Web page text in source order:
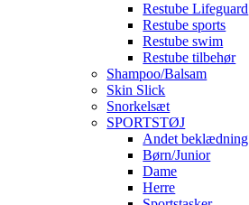
Restube Lifeguard
Restube sports
Restube swim
Restube tilbehør
Shampoo/Balsam
Skin Slick
Snorkelsæt
SPORTSTØJ
Andet beklædning
Børn/Junior
Dame
Herre